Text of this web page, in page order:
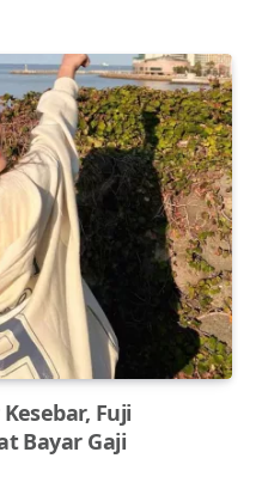
Fuji
Bayar Gaji